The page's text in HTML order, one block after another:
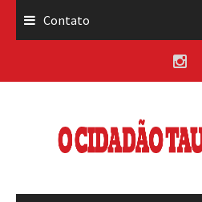
Contato